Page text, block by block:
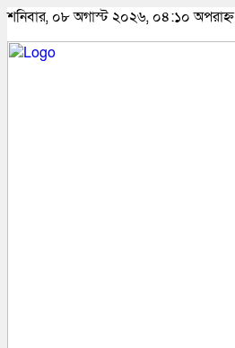
শনিবার, ০৮ অগাস্ট ২০২৬, ০৪:১০ অপরাহ্ন